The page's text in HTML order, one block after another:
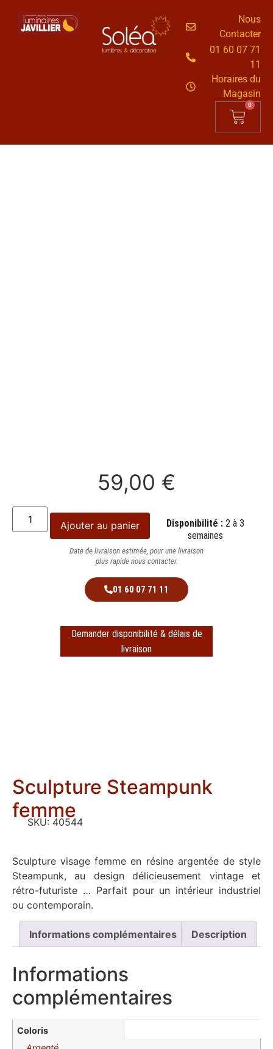
Nous
Contacter
01 60 07 71
11
Horaires du
Magasin
0
59,00 €
Ajouter au panier Disponibilité : 2 à 3
semaines
Date de livraison estimée, pour une livraison
plus rapide nous contacter.
01 60 07 71 11
Demander disponibilité & délais de
livraison
Sculpture Steampunk
femme
SKU: 40544
Sculpture visage femme en résine argentée de style
Steampunk, au design délicieusement vintage et
rétro-futuriste … Parfait pour un intérieur industriel
ou contemporain.
Informations complémentaires Description
Informations
complémentaires
Coloris